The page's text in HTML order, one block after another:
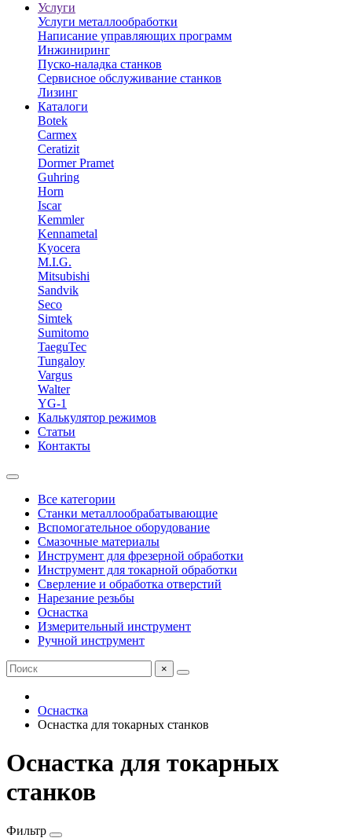
Услуги
Услуги металлообработки
Написание управляющих программ
Инжиниринг
Пуско-наладка станков
Сервисное обслуживание станков
Лизинг
Каталоги
Botek
Carmex
Ceratizit
Dormer Pramet
Guhring
Horn
Iscar
Kemmler
Kennametal
Kyocera
M.I.G.
Mitsubishi
Sandvik
Seco
Simtek
Sumitomo
TaeguTec
Tungaloy
Vargus
Walter
YG-1
Калькулятор режимов
Статьи
Контакты
Все категории
Станки металлообрабатывающие
Вспомогательное оборудование
Смазочные материалы
Инструмент для фрезерной обработки
Инструмент для токарной обработки
Сверление и обработка отверстий
Нарезание резьбы
Оснастка
Измерительный инструмент
Ручной инструмент
×
Оснастка
Оснастка для токарных станков
Оснастка для токарных
станков
Фильтр